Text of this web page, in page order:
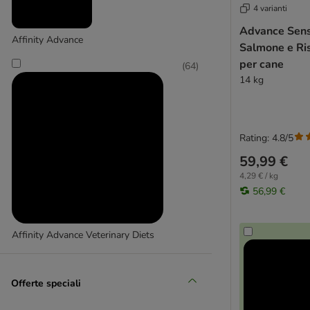
Applaws
Arquivet
bosch Bio & Life Protection Concept
bosch My Friend
Bozita
Brekkies
Affinity Advance
Affinity Advance Veterinary Diets
(64)
Offerte speciali
4 varianti
Advance
Salmone e
per cane
14 kg
59,99 €
4,29 € / kg
56,99 €
Rating: 4.8/5